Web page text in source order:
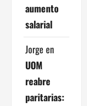
aumento
salarial
Jorge en
UOM
reabre
paritarias: